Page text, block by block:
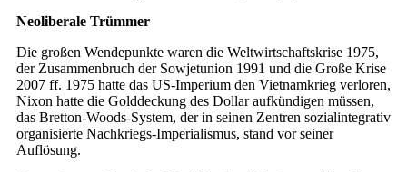
Neoliberale Trümmer
Die großen Wendepunkte waren die Weltwirtschaftskrise 1975,
der Zusammenbruch der Sowjetunion 1991 und die Große Krise
2007 ff. 1975 hatte das US-Imperium den Vietnamkrieg verloren,
Nixon hatte die Golddeckung des Dollar aufkündigen müssen,
das Bretton-Woods-System, der in seinen Zentren sozialintegrativ
organisierte Nachkriegs-Imperialismus, stand vor seiner
Auflösung.